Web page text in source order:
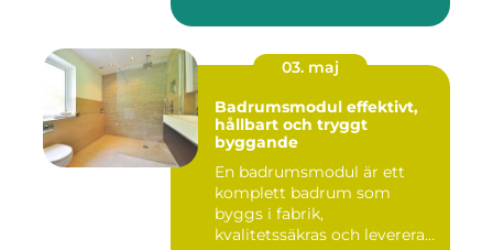
03. maj
Badrumsmodul effektivt,
hållbart och tryggt
byggande
En badrumsmodul är ett
komplett badrum som
byggs i fabrik,
kvalitetssäkras och levereras